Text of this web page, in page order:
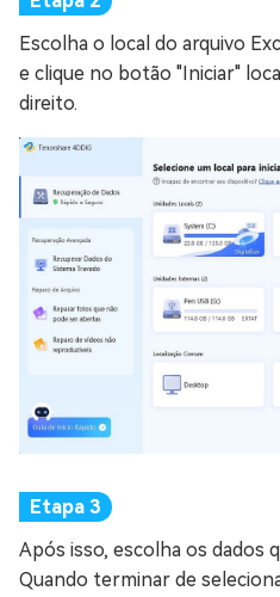
Escolha o local do arquivo
e clique no botão "Iniciar"
direito.
Após isso, escolha os dados
Quando terminar de